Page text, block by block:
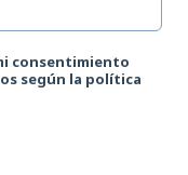
consentimiento
según la política